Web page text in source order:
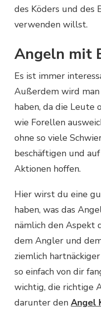
des Köders und des
verwenden willst.
Angeln mit
Es ist immer
Außerdem wird
haben, da die Leute
wie Forellen
ohne so viele
beschäftigen und
Aktionen hoffen.
Hier wirst du eine
haben, was das
nämlich den Aspekt
dem Angler und
ziemlich
so einfach von dir
wichtig, die richtige
darunter den Angel